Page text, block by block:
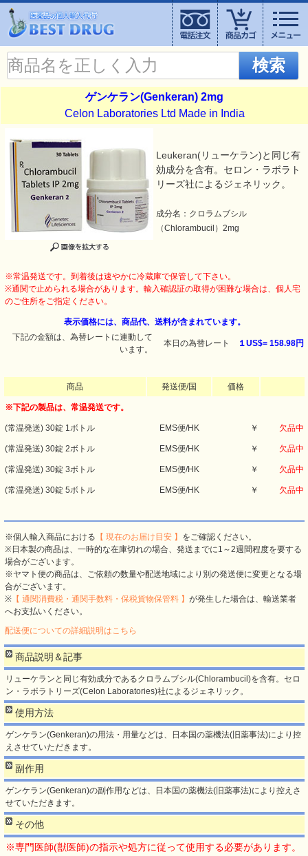
検索
ゲンケラン(Genkeran) 2mg
Celon Laboratories Ltd Made in India
Leukeran(リューケラン)と同じ有
効成分を含有。セロン・ラボラト
リーズ社によるジェネリック。
成分名：クロラムブシル
（Chlorambucil）2mg
※常温発送です。到着後は速やかに冷蔵庫で保管して下さい。
※通関で止められる場合があります。輸入確認証の取得が困難な場合は、個人宅
のご住所をご指定ください。
表示価格には、商品代、送料が含まれています。
下記の金額は、為替レートに連動して
います。
本日の為替レート １US$= 158.98円
商品 発送便/国 価格
※下記の製品は、常温発送です。
(常温発送) 30錠 1ボトル EMS便/HK ￥ 欠品中
(常温発送) 30錠 2ボトル EMS便/HK ￥ 欠品中
(常温発送) 30錠 3ボトル EMS便/HK ￥ 欠品中
(常温発送) 30錠 5ボトル EMS便/HK ￥ 欠品中
※個人輸入商品における 【 現在のお届け目安 】 をご確認ください。
※日本製の商品は、一時的な在庫切れの場合、発送までに1～2週間程度を要する
場合がございます。
※ヤマト便の商品は、ご依頼の数量や配送地域により別の発送便に変更となる場
合がございます。
※ 【 通関消費税・通関手数料・保税貨物保管料 】 が発生した場合は、輸送業者
へお支払いください。
配送便についての詳細説明はこちら
商品説明＆記事
リューケランと同じ有効成分であるクロラムブシル(Chlorambucil)を含有。セロ
ン・ラボラトリーズ(Celon Laboratories)社によるジェネリック。
使用方法
ゲンケラン(Genkeran)の用法・用量などは、日本国の薬機法(旧薬事法)により控
えさせていただきます。
副作用
ゲンケラン(Genkeran)の副作用などは、日本国の薬機法(旧薬事法)により控えさ
せていただきます。
その他
※専門医師(獣医師)の指示や処方に従って使用する必要があります。